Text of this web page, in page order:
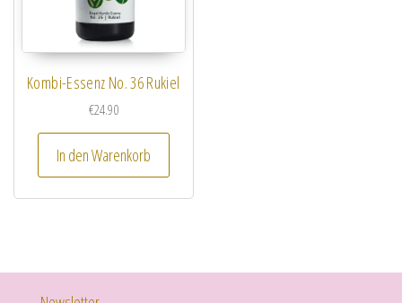
Kombi-Essenz No. 36 Rukiel
€24.90
In den Warenkorb